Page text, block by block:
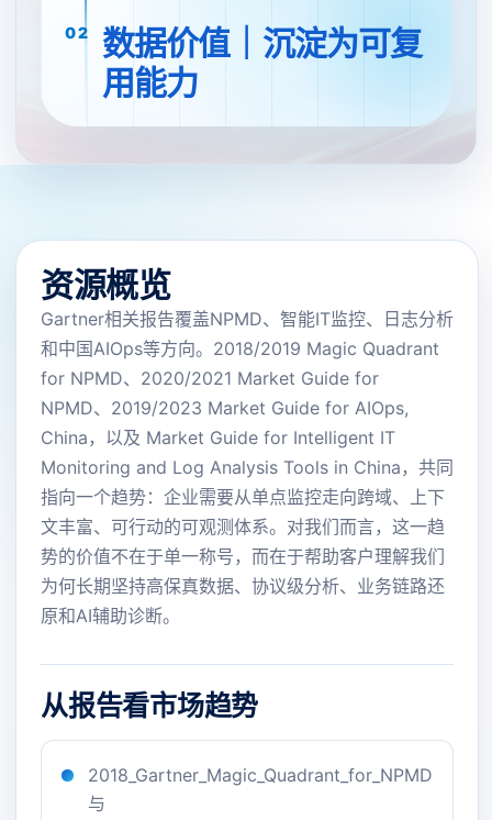
数据价值｜沉淀为可复
用能力
资源概览
Gartner相关报告覆盖NPMD、智能IT监控、日志分析
和中国AIOps等方向。2018/2019 Magic Quadrant
for NPMD、2020/2021 Market Guide for
NPMD、2019/2023 Market Guide for AIOps,
China，以及 Market Guide for Intelligent IT
Monitoring and Log Analysis Tools in China，共同
指向一个趋势：企业需要从单点监控走向跨域、上下
文丰富、可行动的可观测体系。对我们而言，这一趋
势的价值不在于单一称号，而在于帮助客户理解我们
为何长期坚持高保真数据、协议级分析、业务链路还
原和AI辅助诊断。
从报告看市场趋势
2018_Gartner_Magic_Quadrant_for_NPMD
与